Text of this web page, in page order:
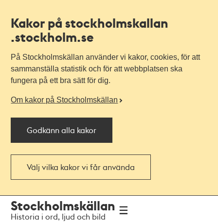
Kakor på stockholmskallan
.stockholm.se
På Stockholmskällan använder vi kakor, cookies, för att
sammanställa statistik och för att webbplatsen ska
fungera på ett bra sätt för dig.
Om kakor på Stockholmskällan
Godkänn alla kakor
Välj vilka kakor vi får använda
navigationen
huvudinnehållet
Stockholmskällan
Historia i ord, ljud och bild